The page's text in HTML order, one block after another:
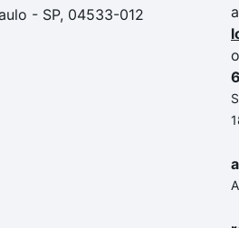
- SP, 04533-012